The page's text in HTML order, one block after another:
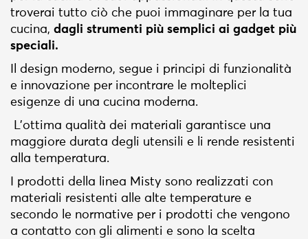
troverai tutto ciò che puoi immaginare per la tua
cucina, dagli strumenti più semplici ai gadget più
speciali.
Il design moderno, segue i principi di funzionalità
e innovazione per incontrare le molteplici
esigenze di una cucina moderna.
L'ottima qualità dei materiali garantisce una
maggiore durata degli utensili e li rende resistenti
alla temperatura.
I prodotti della linea Misty sono realizzati con
materiali resistenti alle alte temperature e
secondo le normative per i prodotti che vengono
a contatto con gli alimenti e sono la scelta